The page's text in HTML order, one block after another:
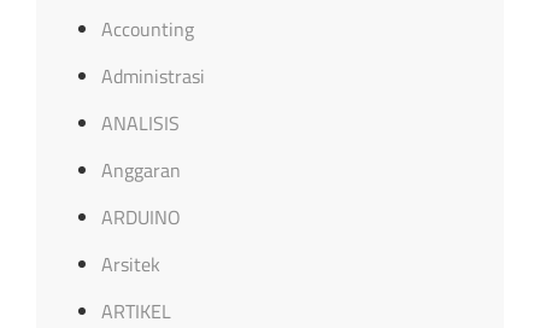
Accounting
Administrasi
ANALISIS
Anggaran
ARDUINO
Arsitek
ARTIKEL